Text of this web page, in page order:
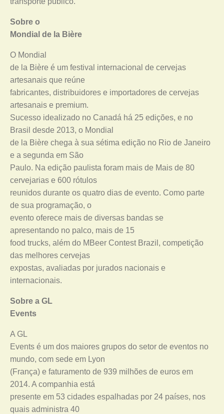
Sobre o
Mondial de la Bière
O Mondial
de la Bière é um festival internacional de cervejas
artesanais que reúne
fabricantes, distribuidores e importadores de cervejas
artesanais e premium.
Sucesso idealizado no Canadá há 25 edições, e no
Brasil desde 2013, o Mondial
de la Bière chega à sua sétima edição no Rio de Janeiro
e a segunda em São
Paulo. Na edição paulista foram mais de Mais de 80
cervejarias e 600 rótulos
reunidos durante os quatro dias de evento. Como parte
de sua programação, o
evento oferece mais de diversas bandas se
apresentando no palco, mais de 15
food trucks, além do MBeer Contest Brazil, competição
das melhores cervejas
expostas, avaliadas por jurados nacionais e
internacionais.
Sobre a GL
Events
A GL
Events é um dos maiores grupos do setor de eventos no
mundo, com sede em Lyon
(França) e faturamento de 939 milhões de euros em
2014. A companhia está
presente em 53 cidades espalhadas por 24 países, nos
quais administra 40